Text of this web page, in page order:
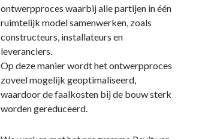
ontwerpproces waarbij alle partijen in één
ruimtelijk model samenwerken, zoals
constructeurs, installateurs en
leveranciers.
Op deze manier wordt het ontwerpproces
zoveel mogelijk geoptimaliseerd,
waardoor de faalkosten bij de bouw sterk
worden gereduceerd.